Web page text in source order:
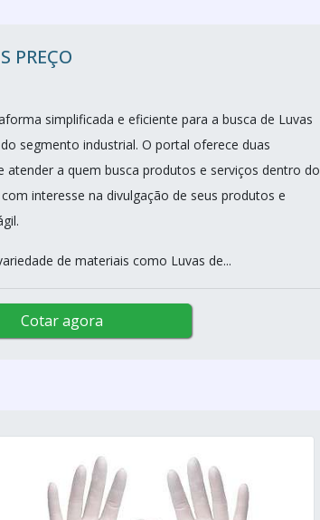
PREÇO
simplificada e eficiente para a busca de Luvas
segmento industrial. O portal oferece duas
a quem busca produtos e serviços dentro do
interesse na divulgação de seus produtos e
de materiais como Luvas de...
Cotar agora